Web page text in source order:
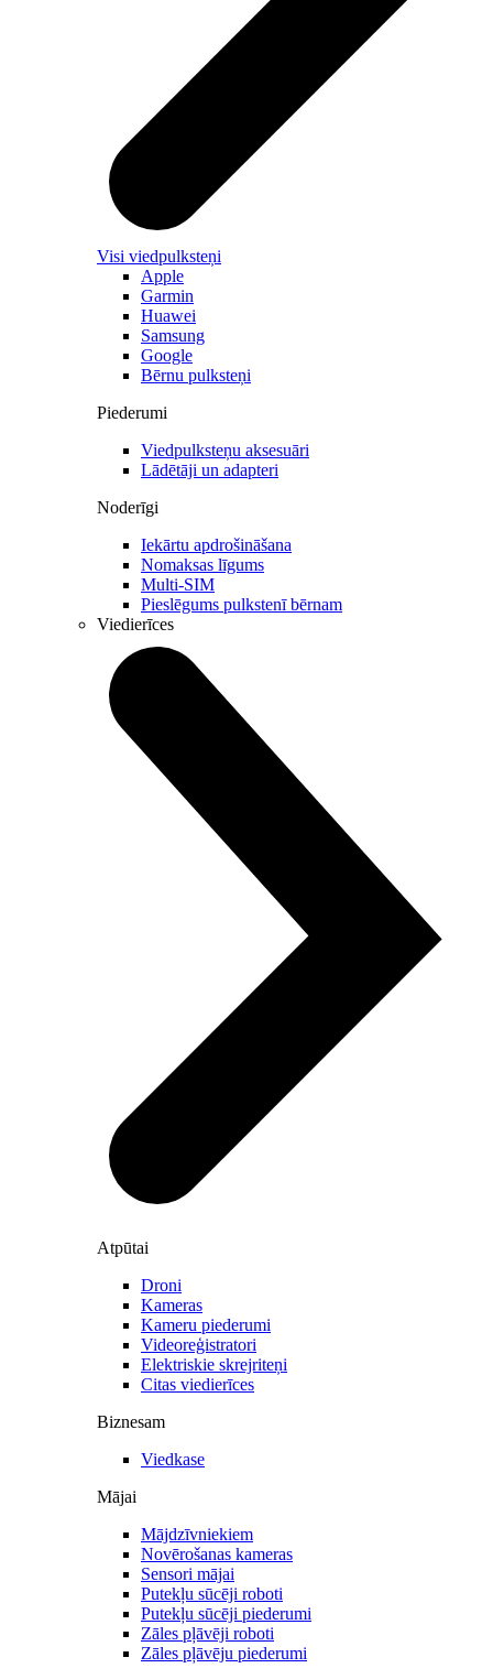
Visi viedpulksteņi
Apple
Garmin
Huawei
Samsung
Google
Bērnu pulksteņi
Piederumi
Viedpulksteņu aksesuāri
Lādētāji un adapteri
Noderīgi
Iekārtu apdrošināšana
Nomaksas līgums
Multi-SIM
Pieslēgums pulkstenī bērnam
Viedierīces
Atpūtai
Droni
Kameras
Kameru piederumi
Videoreģistratori
Elektriskie skrejriteņi
Citas viedierīces
Biznesam
Viedkase
Mājai
Mājdzīvniekiem
Novērošanas kameras
Sensori mājai
Putekļu sūcēji roboti
Putekļu sūcēji piederumi
Zāles pļāvēji roboti
Zāles pļāvēju piederumi